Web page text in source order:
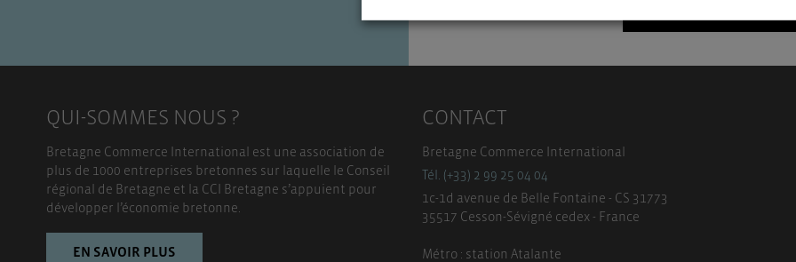
QUI-SOMMES NOUS ?
Bretagne Commerce International est une association de
plus de 1000 entreprises bretonnes sur laquelle le Conseil
régional de Bretagne et la CCI Bretagne s’appuient pour
développer l’économie bretonne.
EN SAVOIR PLUS
CONTACT
Bretagne Commerce International
Tél. (+33) 2 99 25 04 04
1c-1d avenue de Belle Fontaine - CS 31773
35517 Cesson-Sévigné cedex - France
Métro : station Atalante